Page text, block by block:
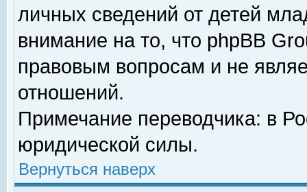
личных сведений от детей
внимание на то, что phpBB
правовым вопросам и не
отношений.
Примечание переводчика: в
юридической силы.
Вернуться наверх